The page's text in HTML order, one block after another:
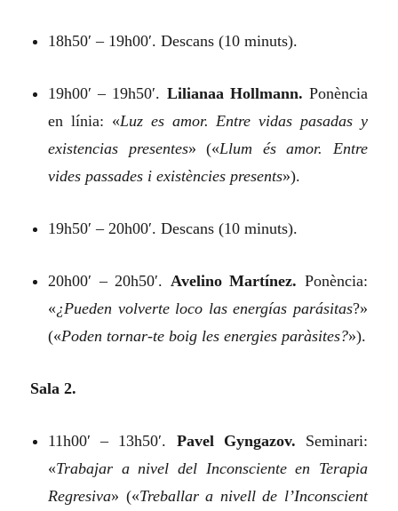
18h50′ – 19h00′. Descans (10 minuts).
19h00′ – 19h50′. Lilianaa Hollmann. Ponència
en línia: «Luz es amor. Entre vidas pasadas y
existencias presentes» («Llum és amor. Entre
vides passades i existències presents»).
19h50′ – 20h00′. Descans (10 minuts).
20h00′ – 20h50′. Avelino Martínez. Ponència:
«¿Pueden volverte loco las energías parásitas?»
(«Poden tornar-te boig les energies paràsites?»).
Sala 2.
11h00′ – 13h50′. Pavel Gyngazov. Seminari:
«Trabajar a nivel del Inconsciente en Terapia
Regresiva» («Treballar a nivell de l’Inconscient